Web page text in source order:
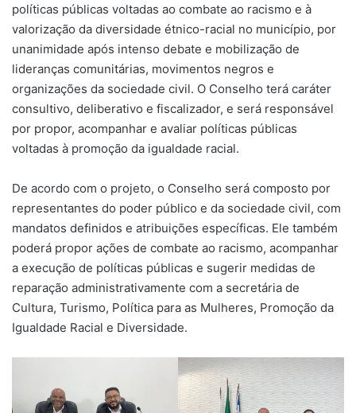
políticas públicas voltadas ao combate ao racismo e à
valorização da diversidade étnico-racial no município, por
unanimidade após intenso debate e mobilização de
lideranças comunitárias, movimentos negros e
organizações da sociedade civil. O Conselho terá caráter
consultivo, deliberativo e fiscalizador, e será responsável
por propor, acompanhar e avaliar políticas públicas
voltadas à promoção da igualdade racial.
De acordo com o projeto, o Conselho será composto por
representantes do poder público e da sociedade civil, com
mandatos definidos e atribuições específicas. Ele também
poderá propor ações de combate ao racismo, acompanhar
a execução de políticas públicas e sugerir medidas de
reparação administrativamente com a secretária de
Cultura, Turismo, Política para as Mulheres, Promoção da
Igualdade Racial e Diversidade.